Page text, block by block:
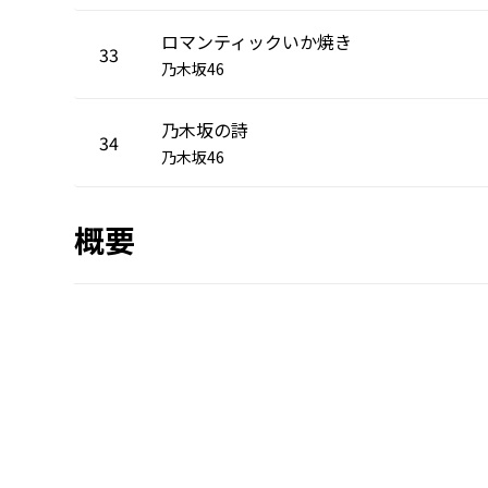
33 ロマンティックいか焼き
乃木坂46
34 乃木坂の詩
乃木坂46
概要